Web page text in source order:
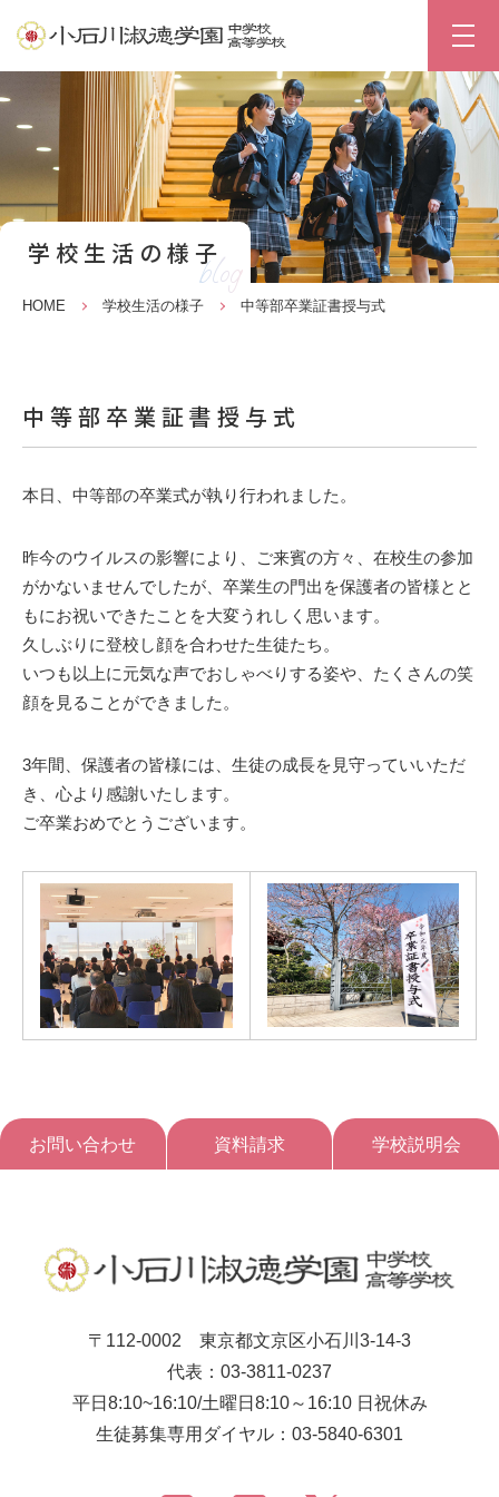
学校生活の様子
blog
HOME 学校生活の様子 中等部卒業証書授与式
中等部卒業証書授与式
本日、中等部の卒業式が執り行われました。
昨今のウイルスの影響により、ご来賓の方々、在校生の参加
がかないませんでしたが、卒業生の門出を保護者の皆様とと
もにお祝いできたことを大変うれしく思います。
久しぶりに登校し顔を合わせた生徒たち。
いつも以上に元気な声でおしゃべりする姿や、たくさんの笑
顔を見ることができました。
3年間、保護者の皆様には、生徒の成長を見守っていいただ
き、心より感謝いたします。
ご卒業おめでとうございます。
お問い合わせ 資料請求 学校説明会
〒112-0002 東京都文京区小石川3-14-3
代表：03-3811-0237
平日8:10~16:10/土曜日8:10～16:10 日祝休み
生徒募集専用ダイヤル：03-5840-6301